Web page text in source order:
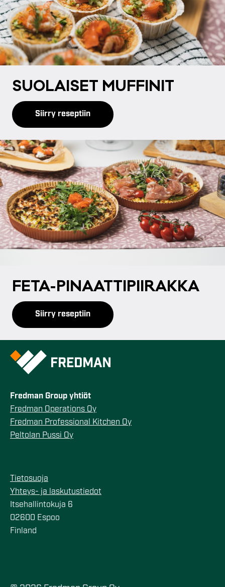
SUO­LAI­SET MUF­FI­NIT
Siirry reseptiin
FE­TA-PI­NAAT­TI­PII­RAK­KA
Siirry reseptiin
Fredman Group yhtiöt
Fredman Operations Oy
Fredman Professional Kitchen Oy
Peltolan Pussi Oy
Tietosuoja
Yhteys- ja laskutustiedot
Itsehallintokuja 6
02600 Espoo
Finland